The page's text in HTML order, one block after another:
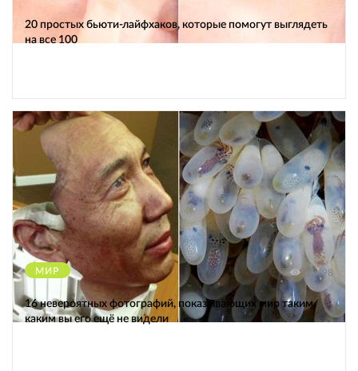
20 простых бьюти-лайфхаков, которые помогут выглядеть
на все 100
МИР 12498
16 невероятных фотографий, показывающих мир таким,
каким вы его ещё не видели